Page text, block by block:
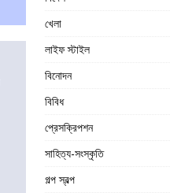
খেলা
লাইফ স্টাইল
বিনোদন
বিবিধ
প্রেসক্রিপশন
সাহিত্য-সংস্কৃতি
গল্প স্বল্প